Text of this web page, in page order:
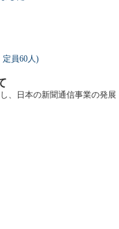
員60人)
、日本の新聞通信事業の発展